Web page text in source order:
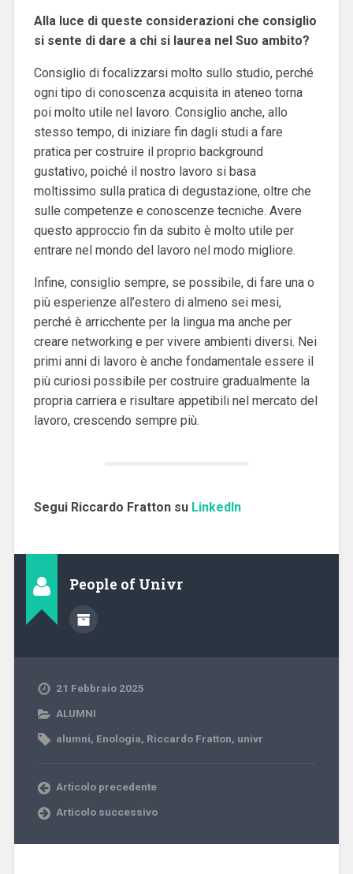
Alla luce di queste considerazioni che consiglio
si sente di dare a chi si laurea nel Suo ambito?
Consiglio di focalizzarsi molto sullo studio, perché
ogni tipo di conoscenza acquisita in ateneo torna
poi molto utile nel lavoro. Consiglio anche, allo
stesso tempo, di iniziare fin dagli studi a fare
pratica per costruire il proprio background
gustativo, poiché il nostro lavoro si basa
moltissimo sulla pratica di degustazione, oltre che
sulle competenze e conoscenze tecniche. Avere
questo approccio fin da subito è molto utile per
entrare nel mondo del lavoro nel modo migliore.
Infine, consiglio sempre, se possibile, di fare una o
più esperienze all’estero di almeno sei mesi,
perché è arricchente per la lingua ma anche per
creare networking e per vivere ambienti diversi. Nei
primi anni di lavoro è anche fondamentale essere il
più curiosi possibile per costruire gradualmente la
propria carriera e risultare appetibili nel mercato del
lavoro, crescendo sempre più.
Segui Riccardo Fratton su LinkedIn
People of Univr
21 Febbraio 2025
ALUMNI
alumni, Enologia, Riccardo Fratton, univr
Articolo precedente
Articolo successivo